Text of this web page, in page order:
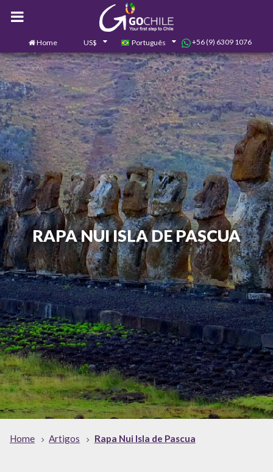
Home US$ Português +56 (9) 6309 1076
Contate-nos 0
RAPA NUI ISLA DE PASCUA
Home Artigos Rapa Nui Isla de Pascua